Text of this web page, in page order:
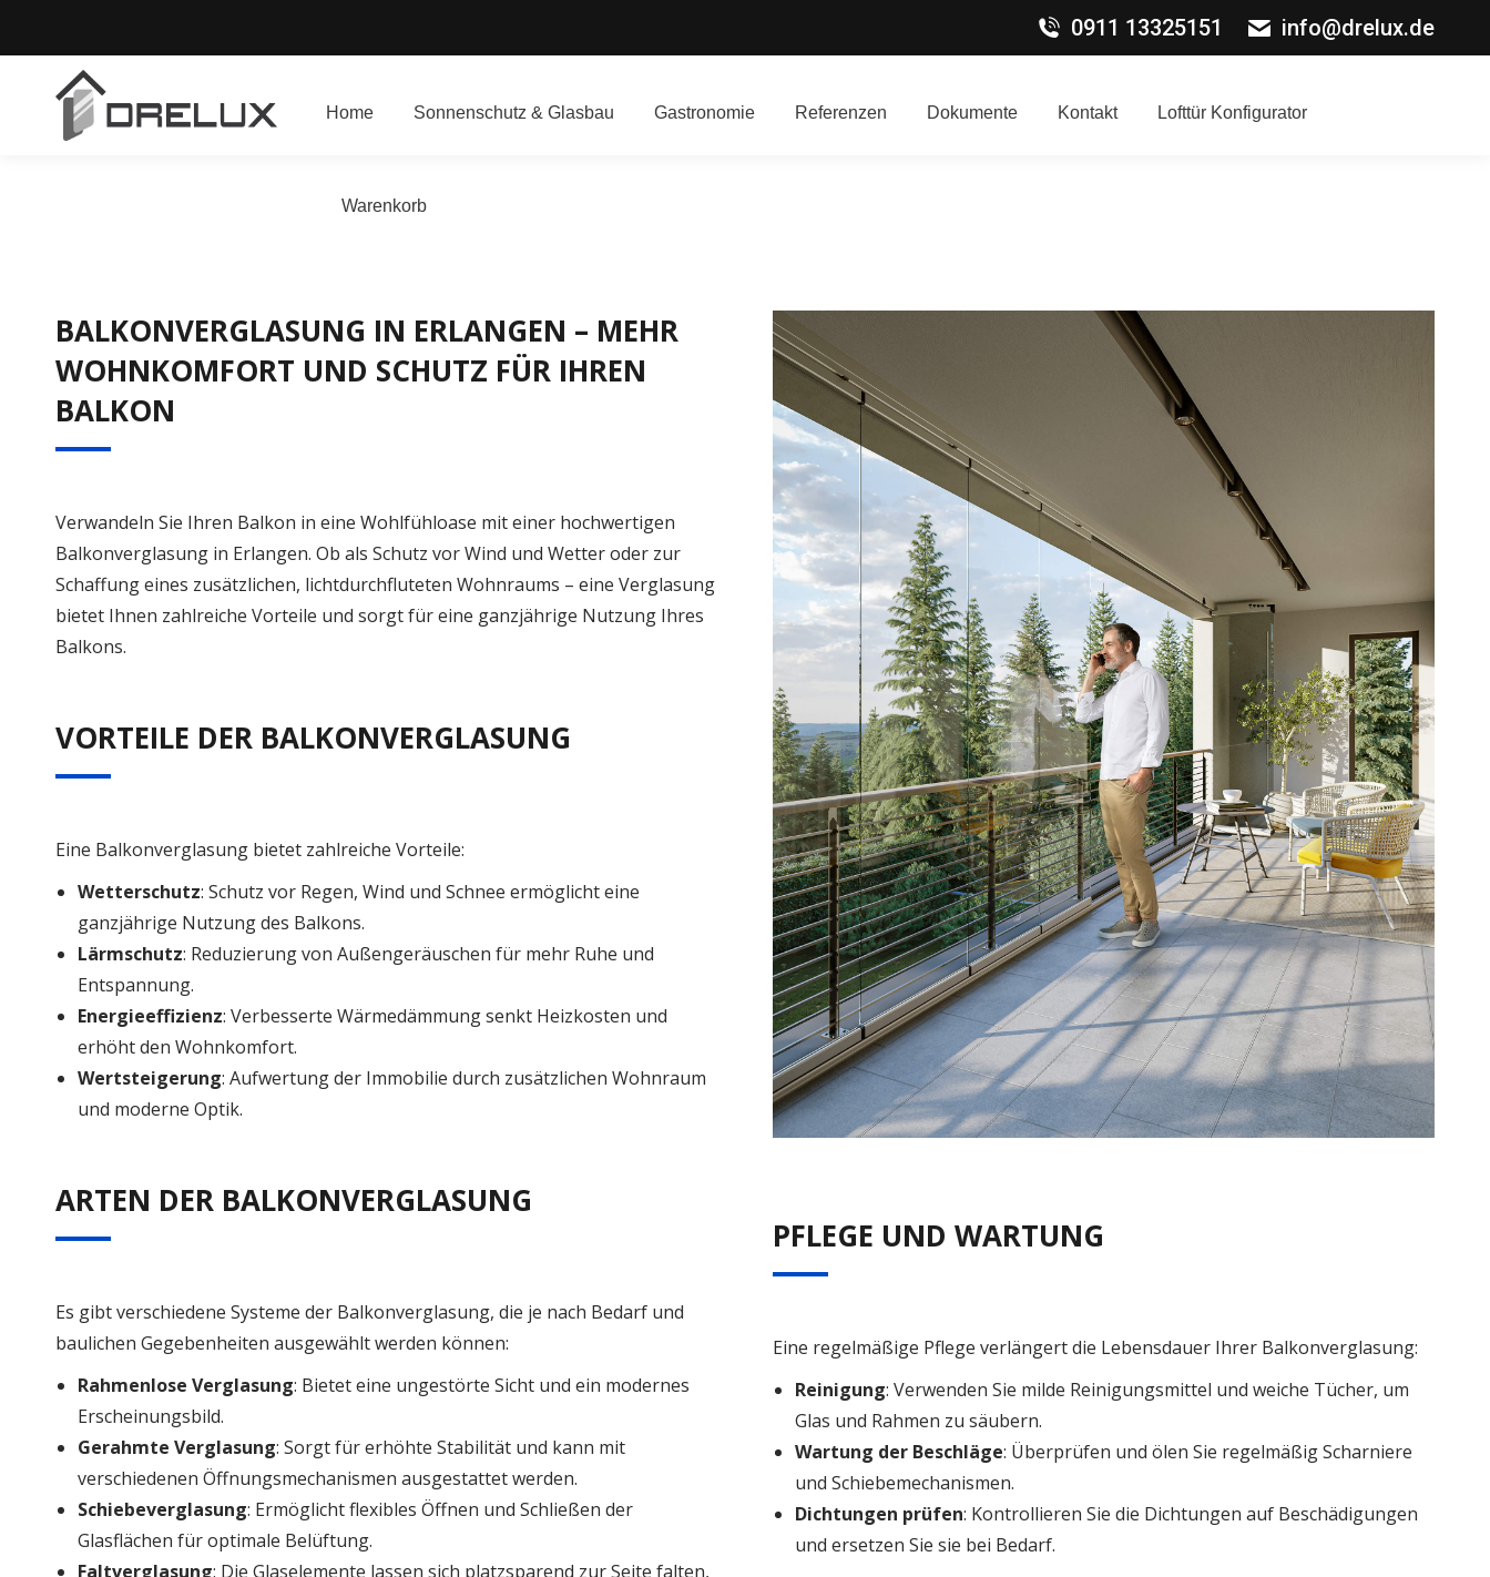
0911 13325151 info@drelux.de
Home Sonnenschutz & Glasbau Gastronomie Referenzen Dokumente Kontakt Lofttür Konfigurator
Warenkorb
BALKONVERGLASUNG IN ERLANGEN – MEHR
WOHNKOMFORT UND SCHUTZ FÜR IHREN
BALKON
Verwandeln Sie Ihren Balkon in eine Wohlfühloase mit einer hochwertigen
Balkonverglasung in Erlangen. Ob als Schutz vor Wind und Wetter oder zur
Schaffung eines zusätzlichen, lichtdurchfluteten Wohnraums – eine Verglasung
bietet Ihnen zahlreiche Vorteile und sorgt für eine ganzjährige Nutzung Ihres
Balkons.
VORTEILE DER BALKONVERGLASUNG
Eine Balkonverglasung bietet zahlreiche Vorteile:
Wetterschutz: Schutz vor Regen, Wind und Schnee ermöglicht eine
ganzjährige Nutzung des Balkons.
Lärmschutz: Reduzierung von Außengeräuschen für mehr Ruhe und
Entspannung.
Energieeffizienz: Verbesserte Wärmedämmung senkt Heizkosten und
erhöht den Wohnkomfort.
Wertsteigerung: Aufwertung der Immobilie durch zusätzlichen Wohnraum
und moderne Optik.
ARTEN DER BALKONVERGLASUNG
Es gibt verschiedene Systeme der Balkonverglasung, die je nach Bedarf und
baulichen Gegebenheiten ausgewählt werden können:
Rahmenlose Verglasung: Bietet eine ungestörte Sicht und ein modernes
Erscheinungsbild.
Gerahmte Verglasung: Sorgt für erhöhte Stabilität und kann mit
verschiedenen Öffnungsmechanismen ausgestattet werden.
Schiebeverglasung: Ermöglicht flexibles Öffnen und Schließen der
Glasflächen für optimale Belüftung.
Faltverglasung: Die Glaselemente lassen sich platzsparend zur Seite falten,
PFLEGE UND WARTUNG
Eine regelmäßige Pflege verlängert die Lebensdauer Ihrer Balkonverglasung:
Reinigung: Verwenden Sie milde Reinigungsmittel und weiche Tücher, um
Glas und Rahmen zu säubern.
Wartung der Beschläge: Überprüfen und ölen Sie regelmäßig Scharniere
und Schiebemechanismen.
Dichtungen prüfen: Kontrollieren Sie die Dichtungen auf Beschädigungen
und ersetzen Sie sie bei Bedarf.